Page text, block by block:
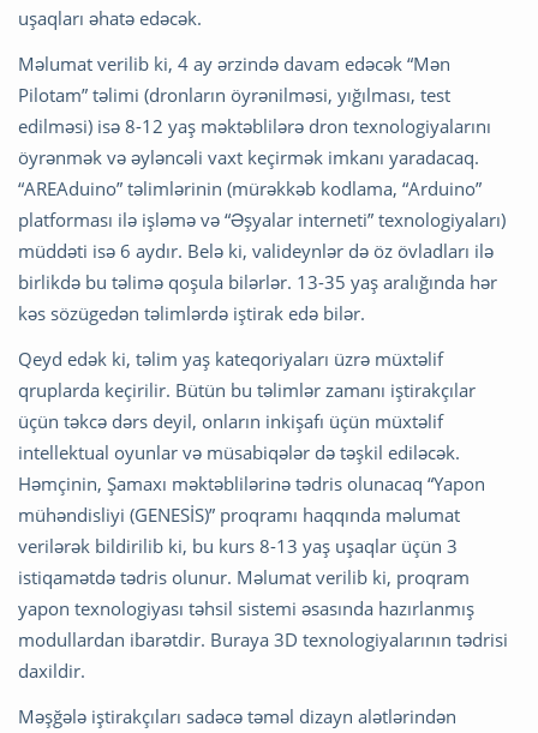
uşaqları əhatə edəcək.
Məlumat verilib ki, 4 ay ərzində davam edəcək “Mən
Pilotam” təlimi (dronların öyrənilməsi, yığılması, test
edilməsi) isə 8-12 yaş məktəblilərə dron texnologiyalarını
öyrənmək və əyləncəli vaxt keçirmək imkanı yaradacaq.
“AREAduino” təlimlərinin (mürəkkəb kodlama, “Arduino”
platforması ilə işləmə və “Əşyalar interneti” texnologiyaları)
müddəti isə 6 aydır. Belə ki, valideynlər də öz övladları ilə
birlikdə bu təlimə qoşula bilərlər. 13-35 yaş aralığında hər
kəs sözügedən təlimlərdə iştirak edə bilər.
Qeyd edək ki, təlim yaş kateqoriyaları üzrə müxtəlif
qruplarda keçirilir. Bütün bu təlimlər zamanı iştirakçılar
üçün təkcə dərs deyil, onların inkişafı üçün müxtəlif
intellektual oyunlar və müsabiqələr də təşkil ediləcək.
Həmçinin, Şamaxı məktəblilərinə tədris olunacaq “Yapon
mühəndisliyi (GENESİS)” proqramı haqqında məlumat
verilərək bildirilib ki, bu kurs 8-13 yaş uşaqlar üçün 3
istiqamətdə tədris olunur. Məlumat verilib ki, proqram
yapon texnologiyası təhsil sistemi əsasında hazırlanmış
modullardan ibarətdir. Buraya 3D texnologiyalarının tədrisi
daxildir.
Məşğələ iştirakçıları sadəcə təməl dizayn alətlərindən